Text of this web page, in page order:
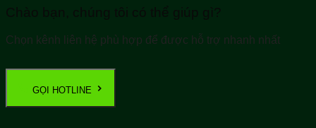
Chào bạn, chúng tôi có thể giúp gì?
Chọn kênh liên hệ phù hợp để được hỗ trợ nhanh nhất
GỌI HOTLINE